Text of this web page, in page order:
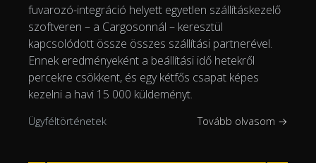
fuvarozó-integráció helyett egyetlen szállításkezelő
szoftveren – a Cargosonnál – keresztül
kapcsolódott össze összes szállítási partnerével.
Ennek eredményeként a beállítási idő hetekről
percekre csökkent, és egy kétfős csapat képes
kezelni a havi 15 000 küldeményt.
Ügyféltörténetek Tovább olvasom →